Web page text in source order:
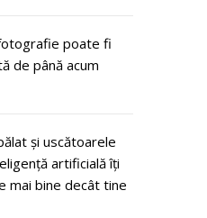
poate fi
de până acum
și uscătoarele
artificială îți
mai bine decât tine